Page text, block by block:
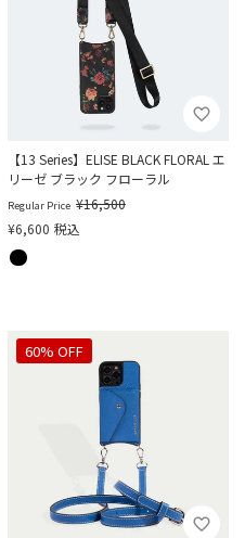
【13 Series】ELISE BLACK FLORAL エ
リーゼ ブラック フローラル
Regular Price ¥16,500
¥6,600 税込
60% OFF